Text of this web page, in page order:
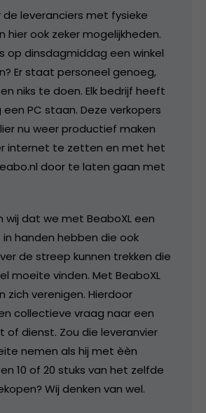
de leveranciers met fysieke
hier ook zeker mogelijkheden.
op dinsdagmiddag een winkel
Er staat personeel genoeg,
niks te doen. Elk bedrijf heeft
PC staan. Deze verkopers
nu weer productief maken
internet te zetten en met het
door te laten gaan met
wij dat we met BeaboXL een
handen hebben die ook
de streep kunnen trekken die
moeite vinden. Met BeaboXL
zich verenigen. Hierdoor
collectieve vraag naar een
of dienst. Zou die leveranvier
nemen als hij met èèn
10 of 20 stuks van het zelfde
Wij denken van wel.